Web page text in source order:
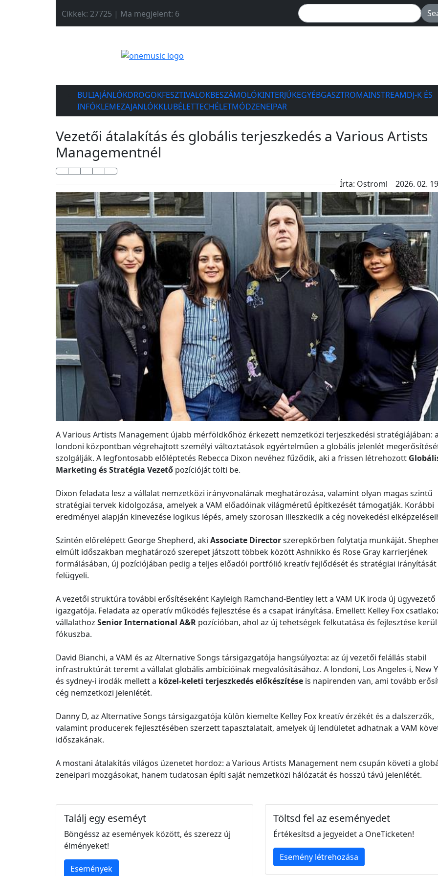
Cikkek: 27725 | Ma megjelent: 6
BULIAJÁNLÓKDROGOKFESZTIVALOKBESZÁMOLÓKINTERJÚKEGYÉBGASZTROMAINSTREAMDJ-K ÉS
INFÓKLEMEZAJANLÓKKLUBÉLETTECHÉLETMÓDZENEIPAR
Vezetői átalakítás és globális terjeszkedés a Various Artists
Managementnél
Írta: Ostroml 2026. 02.
A Various Artists Management újabb mérföldkőhöz érkezett nemzetközi terjeszkedési stratégiájában:
londoni központban végrehajtott személyi változtatások egyértelműen a globális jelenlét
szolgálják. A legfontosabb előléptetés Rebecca Dixon nevéhez fűződik, aki a frissen létrehozott
Marketing és Stratégia Vezető pozícióját tölti be.
Dixon feladata lesz a vállalat nemzetközi irányvonalának meghatározása, valamint olyan magas szintű
stratégiai tervek kidolgozása, amelyek a VAM előadóinak világméretű építkezését támogatják. Korábbi
eredményei alapján kinevezése logikus lépés, amely szorosan illeszkedik a cég növekedési
Szintén előrelépett George Shepherd, aki Associate Directorszerepkörben folytatja munkáját.
elmúlt időszakban meghatározó szerepet játszott többek között Ashnikko és Rose Gray karrierjének
formálásában, új pozíciójában pedig a teljes előadói portfólió kreatív fejlődését és stratégiai irányítását
felügyeli.
A vezetői struktúra további erősítéseként Kayleigh Ramchand-Bentley lett a VAM UK iroda új ügyvezető
igazgatója. Feladata az operatív működés fejlesztése és a csapat irányítása. Emellett Kelley Fox
vállalathoz Senior International A&R pozícióban, ahol az új tehetségek felkutatása és fejlesztése
fókuszba.
David Bianchi, a VAM és az Alternative Songs társigazgatója hangsúlyozta: az új vezetői felállás stabil
infrastruktúrát teremt a vállalat globális ambícióinak megvalósításához. A londoni, Los Angeles-i, New
és sydney-i irodák mellett a közel-keleti terjeszkedés előkészítése is napirenden van, ami tovább
cég nemzetközi jelenlétét.
Danny D, az Alternative Songs társigazgatója külön kiemelte Kelley Fox kreatív érzékét és a dalszerzők,
valamint producerek fejlesztésében szerzett tapasztalatait, amelyek új lendületet adhatnak a VAM
időszakának.
A mostani átalakítás világos üzenetet hordoz: a Various Artists Management nem csupán követi a
zeneipari mozgásokat, hanem tudatosan építi saját nemzetközi hálózatát és hosszú távú jelenlétét.
Találj egy eseméyt
Böngéssz az események között, és szerezz új
élményeket!
Események
Töltsd fel az eseményedet
Értékesítsd a jegyeidet a OneTicketen!
Esemény létrehozása